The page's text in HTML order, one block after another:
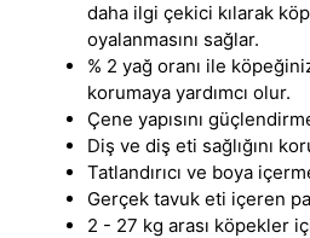
daha ilgi çekici kılarak
oyalanmasını sağlar.
% 2 yağ oranı ile
korumaya yardımcı olur.
Çene yapısını
Diş ve diş eti sağlığını
Tatlandırıcı ve boya
Gerçek tavuk eti içeren
2 - 27 kg arası köpekler